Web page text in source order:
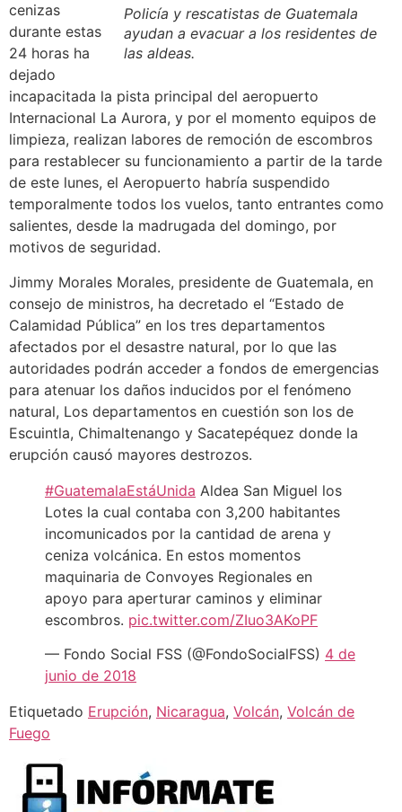
Policía y rescatistas de Guatemala
ayudan a evacuar a los residentes de
las aldeas.
cenizas
durante estas
24 horas ha
dejado
incapacitada la pista principal del aeropuerto
Internacional La Aurora, y por el momento equipos de
limpieza, realizan labores de remoción de escombros
para restablecer su funcionamiento a partir de la tarde
de este lunes, el Aeropuerto habría suspendido
temporalmente todos los vuelos, tanto entrantes como
salientes, desde la madrugada del domingo, por
motivos de seguridad.
Jimmy Morales Morales, presidente de Guatemala, en
consejo de ministros, ha decretado el “Estado de
Calamidad Pública” en los tres departamentos
afectados por el desastre natural, por lo que las
autoridades podrán acceder a fondos de emergencias
para atenuar los daños inducidos por el fenómeno
natural, Los departamentos en cuestión son los de
Escuintla, Chimaltenango y Sacatepéquez donde la
erupción causó mayores destrozos.
#GuatemalaEstáUnida Aldea San Miguel los
Lotes la cual contaba con 3,200 habitantes
incomunicados por la cantidad de arena y
ceniza volcánica. En estos momentos
maquinaria de Convoyes Regionales en
apoyo para aperturar caminos y eliminar
escombros. pic.twitter.com/ZIuo3AKoPF
— Fondo Social FSS (@FondoSocialFSS) 4 de
junio de 2018
Etiquetado Erupción, Nicaragua, Volcán, Volcán de
Fuego